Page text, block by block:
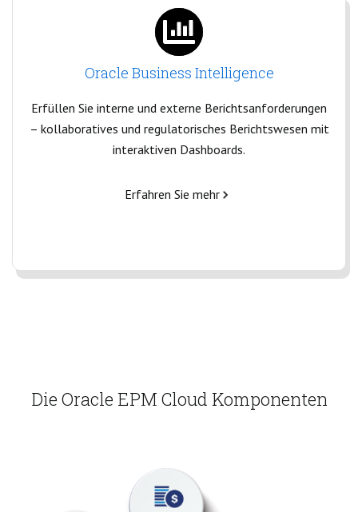
Oracle Business Intelligence
Erfüllen Sie interne und externe Berichtsanforderungen
– kollaboratives und regulatorisches Berichtswesen mit
interaktiven Dashboards.
Erfahren Sie mehr
Die Oracle EPM Cloud Komponenten